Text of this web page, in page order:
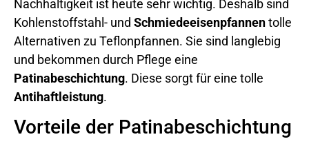
Nachhaltigkeit ist heute sehr wichtig. Deshalb sind
Kohlenstoffstahl- und Schmiedeeisenpfannentolle
Alternativen zu Teflonpfannen. Sie sind langlebig
und bekommen durch Pflege eine
Patinabeschichtung. Diese sorgt für eine tolle
Antihaftleistung.
Vorteile der Patinabeschichtung